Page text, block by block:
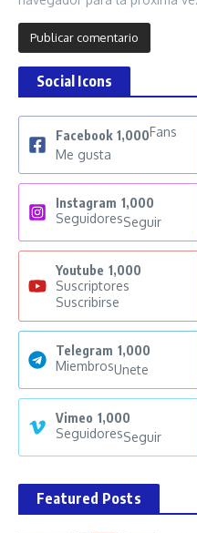
Social Icons
Facebook 1,000Fans
Me gusta
Instagram 1,000
SeguidoresSeguir
Youtube 1,000
Suscriptores
Suscribirse
Telegram 1,000
MiembrosUnete
Vimeo 1,000
SeguidoresSeguir
Featured Posts